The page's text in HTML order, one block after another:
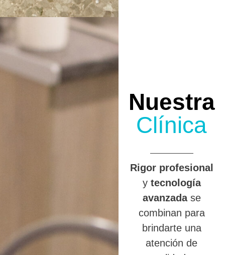
Nuestra
Clínica
Rigor profesional
y tecnología
avanzadase
combinan para
brindarte una
atención de